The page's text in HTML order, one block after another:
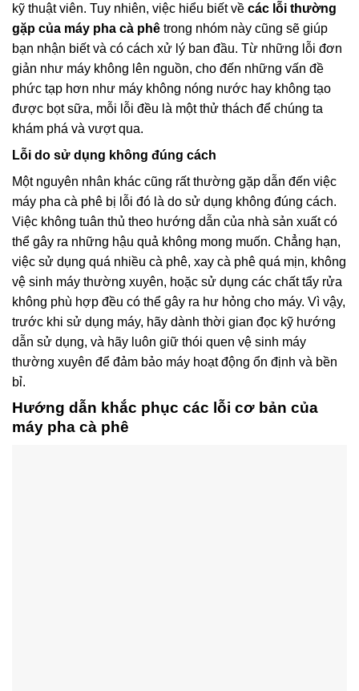
kỹ thuật viên. Tuy nhiên, việc hiểu biết về các lỗi thường
gặp của máy pha cà phê trong nhóm này cũng sẽ giúp
bạn nhận biết và có cách xử lý ban đầu. Từ những lỗi đơn
giản như máy không lên nguồn, cho đến những vấn đề
phức tạp hơn như máy không nóng nước hay không tạo
được bọt sữa, mỗi lỗi đều là một thử thách để chúng ta
khám phá và vượt qua.
Lỗi do sử dụng không đúng cách
Một nguyên nhân khác cũng rất thường gặp dẫn đến việc
máy pha cà phê bị lỗi đó là do sử dụng không đúng cách.
Việc không tuân thủ theo hướng dẫn của nhà sản xuất có
thể gây ra những hậu quả không mong muốn. Chẳng hạn,
việc sử dụng quá nhiều cà phê, xay cà phê quá mịn, không
vệ sinh máy thường xuyên, hoặc sử dụng các chất tẩy rửa
không phù hợp đều có thể gây ra hư hỏng cho máy. Vì vậy,
trước khi sử dụng máy, hãy dành thời gian đọc kỹ hướng
dẫn sử dụng, và hãy luôn giữ thói quen vệ sinh máy
thường xuyên để đảm bảo máy hoạt động ổn định và bền
bỉ.
Hướng dẫn khắc phục các lỗi cơ bản của
máy pha cà phê